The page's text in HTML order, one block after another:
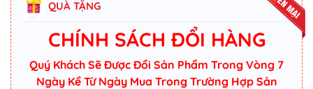
QUÀ TẶNG
CHÍNH SÁCH ĐỔI HÀNG
Quý Khách Sẽ Được Đổi Sản Phẩm Trong Vòng 7
Ngày Kể Từ Ngày Mua Trong Trường Hợp Sản